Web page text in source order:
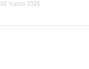
02 marzo 2026